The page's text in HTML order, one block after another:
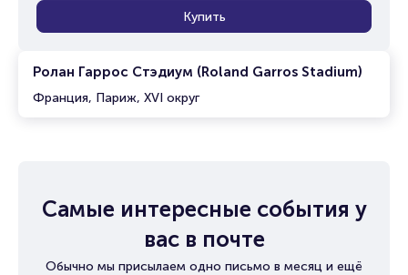
Ролан Гаррос Стэдиум (Roland Garros Stadium)
Франция, Париж, XVI округ
Купить
Самые интересные события у
вас в почте
Обычно мы присылаем одно письмо в месяц и ещё